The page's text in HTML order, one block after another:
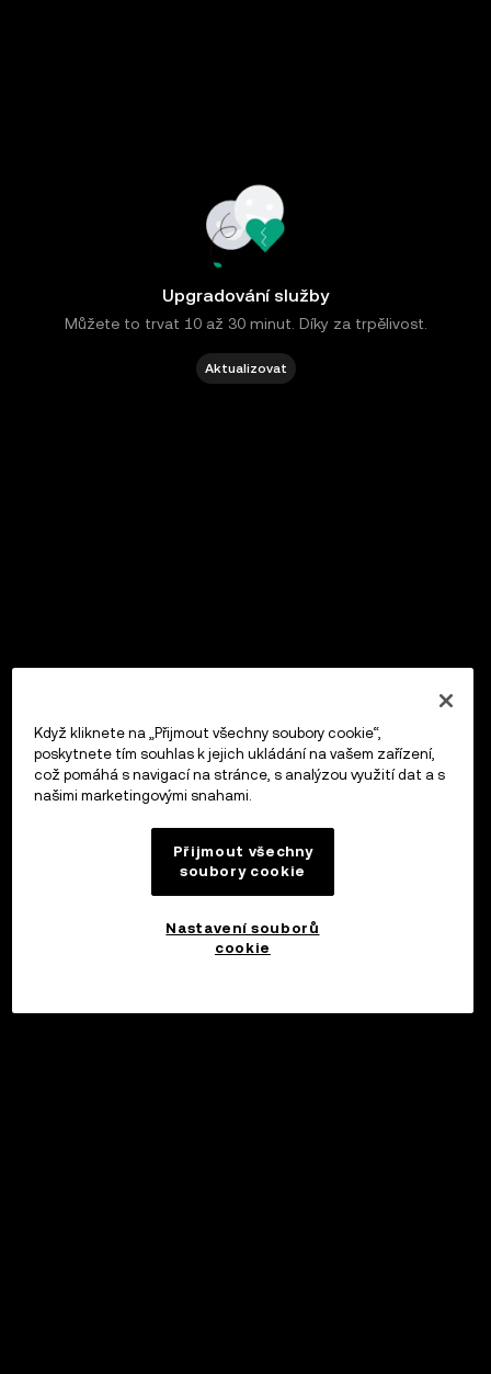
Upgradování služby
Můžete to trvat 10 až 30 minut. Díky za trpělivost.
Aktualizovat
Když kliknete na „Přijmout všechny soubory cookie“,
poskytnete tím souhlas k jejich ukládání na vašem zařízení,
což pomáhá s navigací na stránce, s analýzou využití dat a s
našimi marketingovými snahami.
Přijmout všechny
soubory cookie
Nastavení souborů
cookie